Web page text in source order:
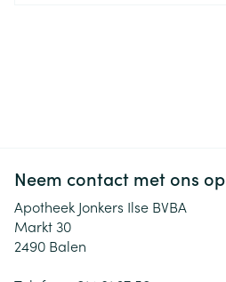
Neem contact met ons op
Apotheek Jonkers Ilse BVBA
Markt 30
2490 Balen